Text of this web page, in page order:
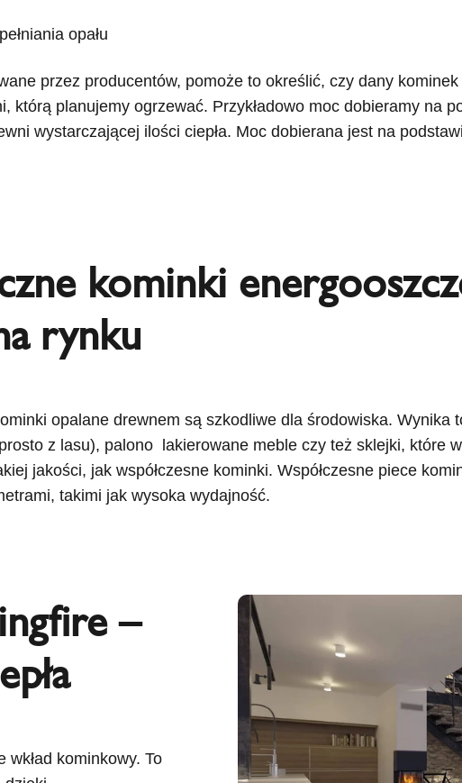
opału
przez producentów, pomoże to określić, czy dany
którą planujemy ogrzewać. Przykładowo moc dobieramy na
wystarczającej ilości ciepła. Moc dobierana jest na
kominki
rynku
opalane drewnem są szkodliwe dla środowiska. Wynika
z lasu), palono lakierowane meble czy też sklejki, które
jakości, jak współczesne kominki. Współczesne piece
takimi jak wysoka wydajność.
–
kominkowy. To